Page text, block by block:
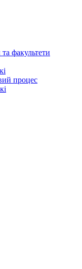
факультети
процес